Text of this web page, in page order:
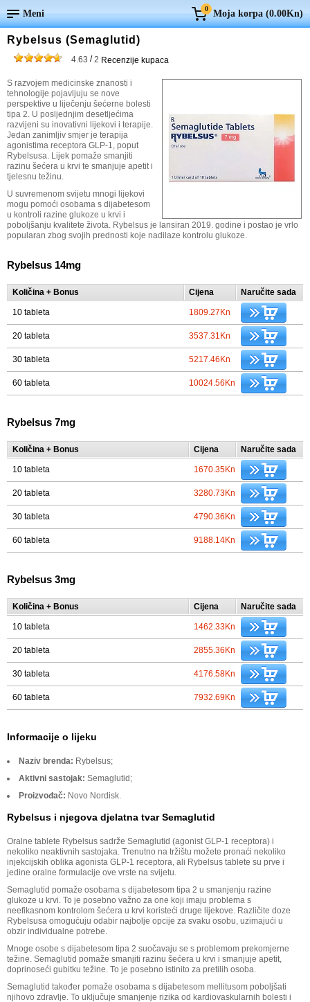
Meni 0 Moja korpa (0.00Kn)
Rybelsus (Semaglutid)
4.63 /2 Recenzije kupaca
S razvojem medicinske znanosti i
tehnologije pojavljuju se nove
perspektive u liječenju šećerne bolesti
tipa 2. U posljednjim desetljećima
razvijeni su inovativni lijekovi i terapije.
Jedan zanimljiv smjer je terapija
agonistima receptora GLP-1, poput
Rybelsusa. Lijek pomaže smanjiti
razinu šećera u krvi te smanjuje apetit i
tjelesnu težinu.
U suvremenom svijetu mnogi lijekovi
mogu pomoći osobama s dijabetesom
u kontroli razine glukoze u krvi i
poboljšanju kvalitete života. Rybelsus je lansiran 2019. godine i postao je vrlo
popularan zbog svojih prednosti koje nadilaze kontrolu glukoze.
Rybelsus 14mg
Količina + Bonus Cijena Naručite sada
10 tableta 1809.27Kn
20 tableta 3537.31Kn
30 tableta 5217.46Kn
60 tableta 10024.56Kn
Rybelsus 7mg
Količina + Bonus Cijena Naručite sada
10 tableta 1670.35Kn
20 tableta 3280.73Kn
30 tableta 4790.36Kn
60 tableta 9188.14Kn
Rybelsus 3mg
Količina + Bonus Cijena Naručite sada
10 tableta 1462.33Kn
20 tableta 2855.36Kn
30 tableta 4176.58Kn
60 tableta 7932.69Kn
Informacije o lijeku
Naziv brenda: Rybelsus;
Aktivni sastojak: Semaglutid;
Proizvođač: Novo Nordisk.
Rybelsus i njegova djelatna tvar Semaglutid
Oralne tablete Rybelsus sadrže Semaglutid (agonist GLP-1 receptora) i
nekoliko neaktivnih sastojaka. Trenutno na tržištu možete pronaći nekoliko
injekcijskih oblika agonista GLP-1 receptora, ali Rybelsus tablete su prve i
jedine oralne formulacije ove vrste na svijetu.
Semaglutid pomaže osobama s dijabetesom tipa 2 u smanjenju razine
glukoze u krvi. To je posebno važno za one koji imaju problema s
neefikasnom kontrolom šećera u krvi koristeći druge lijekove. Različite doze
Rybelsusa omogućuju odabir najbolje opcije za svaku osobu, uzimajući u
obzir individualne potrebe.
Mnoge osobe s dijabetesom tipa 2 suočavaju se s problemom prekomjerne
težine. Semaglutid pomaže smanjiti razinu šećera u krvi i smanjuje apetit,
doprinoseći gubitku težine. To je posebno istinito za pretilih osoba.
Semaglutid također pomaže osobama s dijabetesom mellitusom poboljšati
njihovo zdravlje. To uključuje smanjenje rizika od kardiovaskularnih bolesti i